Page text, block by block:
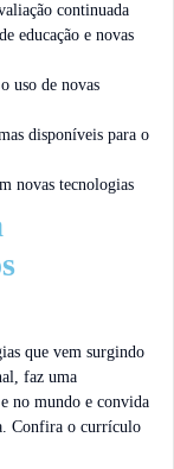
continuada
educação e novas
uso de novas
disponíveis para o
novas tecnologias
que vem surgindo
faz uma
no mundo e convida
Confira o currículo